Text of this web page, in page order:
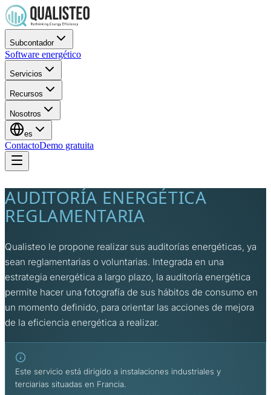
Subcontador
Software energético
Servicios
Recursos
Nosotros
es
ContactoDemo gratuita
AUDITORÍA ENERGÉTICA
REGLAMENTARIA
Qualisteo le propone realizar sus auditorías energéticas, ya
sean reglamentarias o voluntarias. Integrada en una
estrategia energética a largo plazo, la auditoría energética
permite hacer una fotografía de sus hábitos de consumo en
un momento definido, para orientar las acciones de mejora
de la eficiencia energética a realizar.
Este servicio está dirigido a instalaciones industriales y
terciarias situadas en Francia.